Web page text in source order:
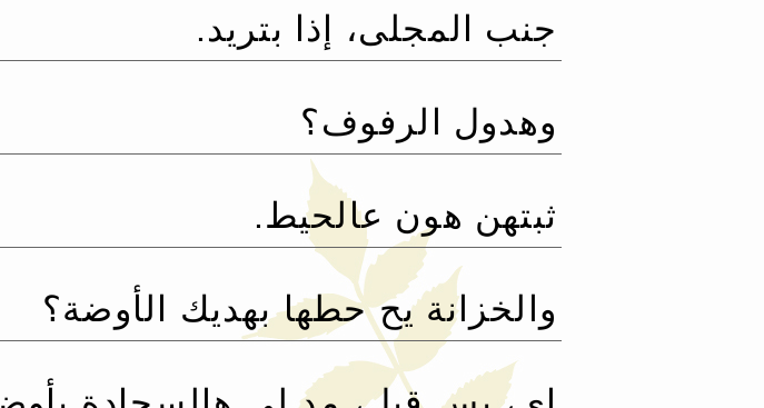
جنب المجلى، إذا بتريد.‏
وهدول الرفوف؟
ثبتهن هون عالحيط.‏
والخزانة يح حطها بهديك الأوضة؟